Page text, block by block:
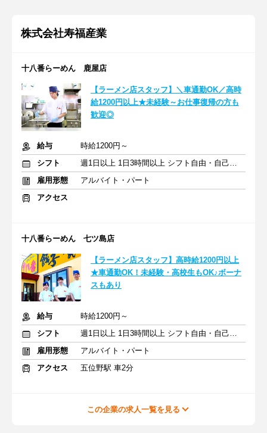
株式会社寿福産業
十八番らーめん 鹿屋店
【ラーメン店スタッフ】＼車通勤OK／高時
給1200円以上★未経験～お仕事復帰の方も
歓迎◎
給与
時給1200円～
シフト
週1日以上 1日3時間以上 シフト自由・自己申告
雇用形態
アルバイト・パート
アクセス
十八番らーめん 七ツ島店
【ラーメン店スタッフ】高時給1200円以上
★車通勤OK！未経験・高校生もOK♪ボーナ
スもあり
給与
時給1200円～
シフト
週1日以上 1日3時間以上 シフト自由・自己申告
雇用形態
アルバイト・パート
アクセス
五位野駅 車2分
この企業の求人一覧を見る